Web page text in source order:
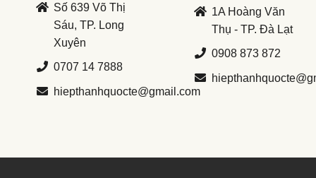
Số 639 Võ Thị
Sáu, TP. Long
Xuyên
0707 14 7888
hiepthanhquocte@gmail.com
1A Hoàng Văn
Thụ - TP. Đà Lạt
0908 873 872